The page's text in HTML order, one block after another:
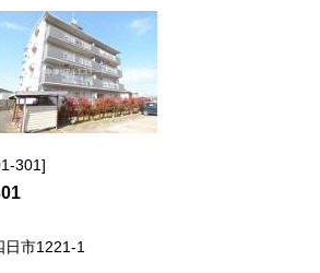
301
日市1221-1